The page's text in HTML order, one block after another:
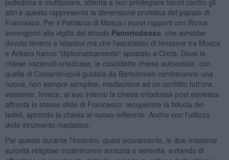
altri e questo rappresenta la dimensione profetica del papato di
Francesco. Per il Patriarca di Mosca i nuovi rapporti con Roma
avvengono alla vigilia del sinodo Panortodosso , che avrebbe
dovuto tenersi a Istanbul ma che l'escalation di tensione tra Mosca
e Ankara hanno "diplomaticamente" spostato a Creta. Dove le
chiese nazionali ortodosse, le cosiddette chiese autocefale, con
quella di Costantinopoli guidata da Bartolomeo cercheranno una
nuova, non sempre semplice, mediazione ad un conflitto tutt'ora
esistente. Invece, al suo interno la chiesa ortodossa post sovietica
affronta le stesse sfide di Francesco: recuperare la fiducia dei
fedeli, aprendo la chiesa al nuovo millennio. Anche con l'utilizzo
dello strumento mediatico.
Per questo durante l'incontro, quasi sicuramente, le due massime
autorità religiose mostreranno amicizia e serenità, evitando di